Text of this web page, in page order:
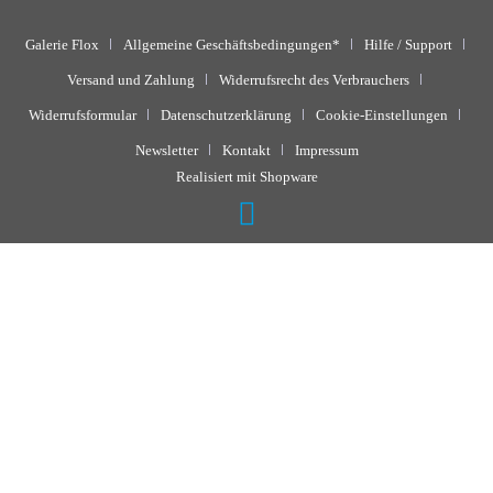
Galerie Flox Allgemeine Geschäftsbedingungen* Hilfe / Support
Versand und Zahlung Widerrufsrecht des Verbrauchers
Widerrufsformular Datenschutzerklärung Cookie-Einstellungen
Newsletter Kontakt
Impressum
Realisiert mit Shopware